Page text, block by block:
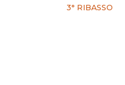
3° RIBASSO